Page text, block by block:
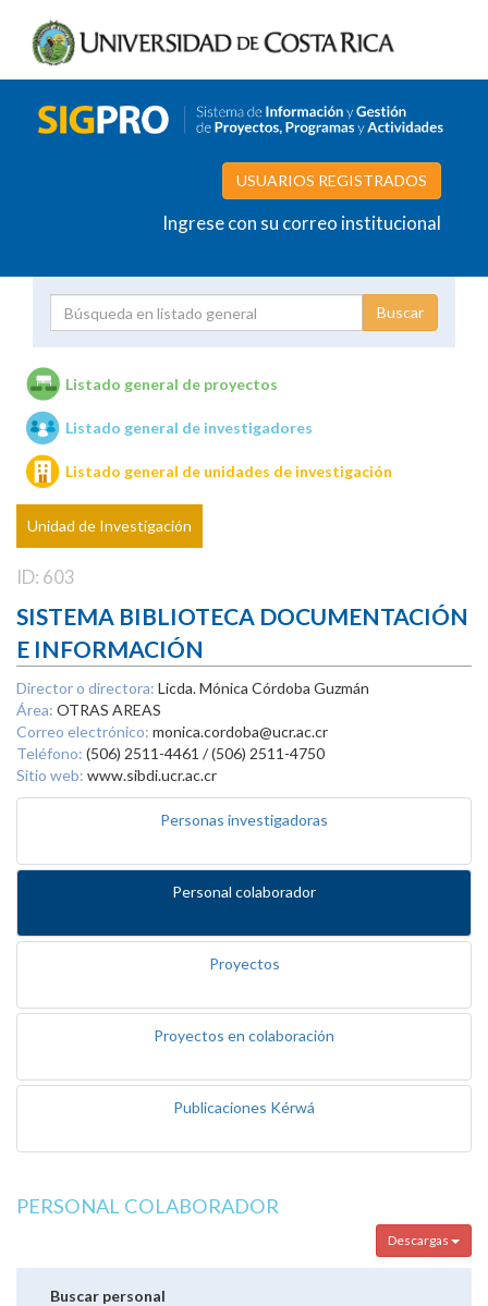
USUARIOS REGISTRADOS
Ingrese con su correo institucional
Unidades de investigación
Listado general de proyectos
Listado general de investigadores
Listado general de unidades de investigación
Unidad de Investigación
ID: 603
SISTEMA BIBLIOTECA DOCUMENTACIÓN
E INFORMACIÓN
Director o directora: Licda. Mónica Córdoba Guzmán
Área: OTRAS AREAS
Correo electrónico: monica.cordoba@ucr.ac.cr
Teléfono: (506) 2511-4461 / (506) 2511-4750
Sitio web: www.sibdi.ucr.ac.cr
Personas investigadoras
Personal colaborador
Proyectos
Proyectos en colaboración
Publicaciones Kérwá
PERSONAL COLABORADOR
Descargas
Buscar personal